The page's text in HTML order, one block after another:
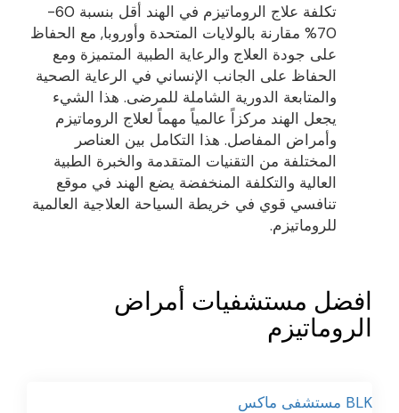
تكلفة علاج الروماتيزم في الهند أقل بنسبة 60-
70% مقارنة بالولايات المتحدة وأوروبا, مع الحفاظ
على جودة العلاج والرعاية الطبية المتميزة ومع
الحفاظ على الجانب الإنساني في الرعاية الصحية
والمتابعة الدورية الشاملة للمرضى. هذا الشيء
يجعل الهند مركزاً عالمياً مهماً لعلاج الروماتيزم
وأمراض المفاصل. هذا التكامل بين العناصر
المختلفة من التقنيات المتقدمة والخبرة الطبية
العالية والتكلفة المنخفضة يضع الهند في موقع
تنافسي قوي في خريطة السياحة العلاجية العالمية
للروماتيزم.
افضل مستشفيات أمراض
الروماتيزم
BLK مستشفى ماكس